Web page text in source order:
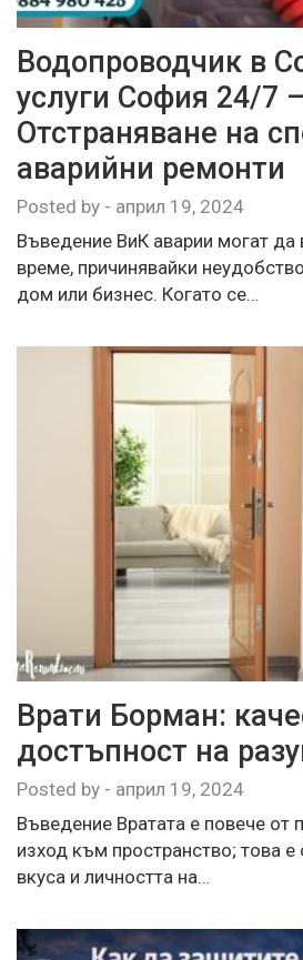
Водопроводчик в
услуги София 24/7 –
Отстраняване на
аварийни ремонти
Posted by - април 19, 2024
Въведение ВиК аварии могат да
време, причинявайки
дом или бизнес. Когато се…
Врати Борман:
достъпност на
Posted by - април 19, 2024
Въведение Вратата е повече от
изход към пространство; това е
вкуса и личността на…